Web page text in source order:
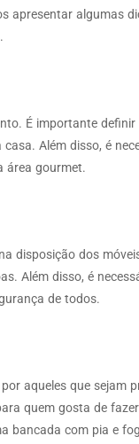
apresentar algumas
É importante definir
Além disso, é
área gourmet.
disposição dos
Além disso, é
de todos.
aqueles que sejam
quem gosta de fazer
bancada com pia e